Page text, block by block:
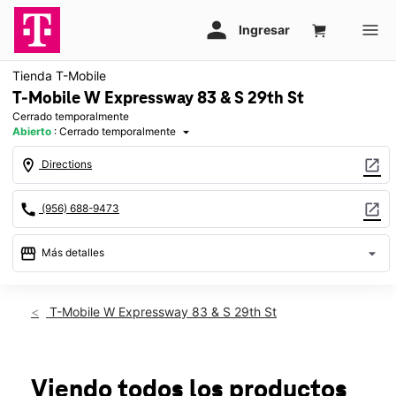
Tienda T-Mobile
T-Mobile W Expressway 83 & S 29th St
Cerrado temporalmente
Abierto : Cerrado temporalmente arrow_drop_down
location_on Directions open_in_new
call (956) 688-9473 open_in_new
storefront Más detalles arrow_drop_down
access_time
Sáb.: cerrado temporalmente
Mar.:Cerrado temporalmente
T-Mobile W Expressway 83 & S 29th St